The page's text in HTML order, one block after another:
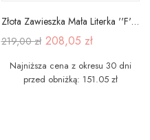
Złota Zawieszka Mała Literka ''F'' pr 585
219,00 zł 208,05 zł
Najniższa cena z okresu 30 dni
przed obniżką: 151.05 zł